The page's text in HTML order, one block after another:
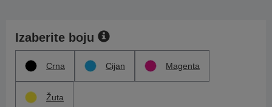
Izaberite boju
Crna Cijan Magenta
Žuta